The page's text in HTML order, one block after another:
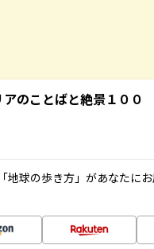
のことばと絶景１００
地球の歩き方」があなたに